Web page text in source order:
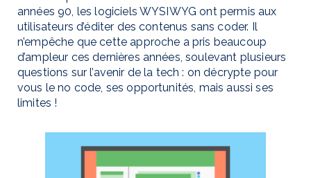
années 90, les logiciels WYSIWYG ont permis aux
utilisateurs d’éditer des contenus sans coder. Il
n’empêche que cette approche a pris beaucoup
d’ampleur ces dernières années, soulevant plusieurs
questions sur l’avenir de la tech : on décrypte pour
vous le no code, ses opportunités, mais aussi ses
limites !